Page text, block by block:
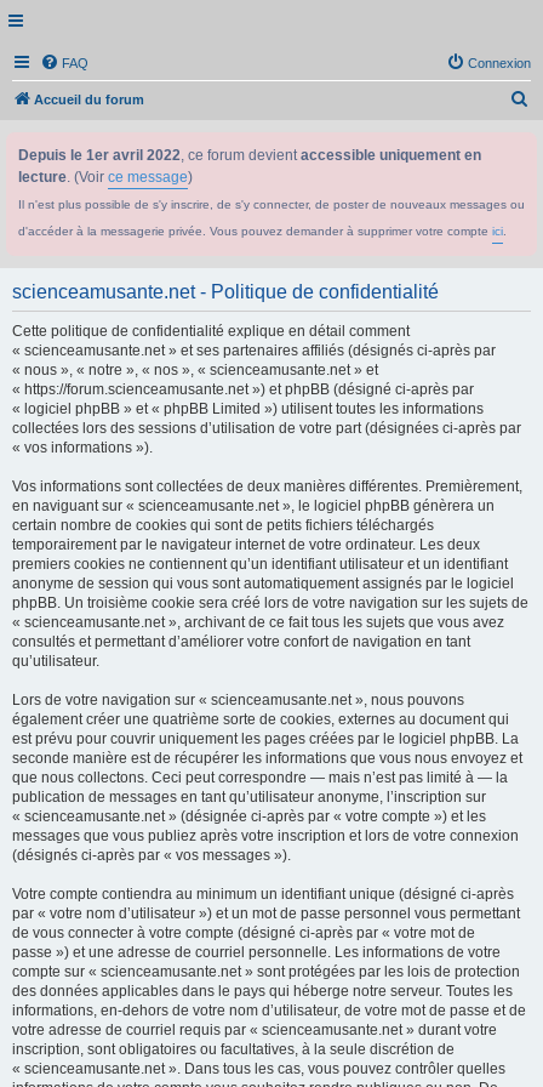
FAQ Connexion
Accueil du forum
Depuis le 1er avril 2022, ce forum devientaccessible uniquement en
lecture. (Voir ce message)
Il n'est plus possible de s'y inscrire, de s'y connecter, de poster de nouveaux messages ou
d'accéder à la messagerie privée. Vous pouvez demander à supprimer votre compte ici
scienceamusante.net - Politique de confidentialité
Cette politique de confidentialité explique en détail comment
« scienceamusante.net » et ses partenaires affiliés (désignés ci-après par
« nous », « notre », « nos », « scienceamusante.net » et
« https://forum.scienceamusante.net ») et phpBB (désigné ci-après par
« logiciel phpBB » et « phpBB Limited ») utilisent toutes les informations
collectées lors des sessions d’utilisation de votre part (désignées ci-après par
« vos informations »).
Vos informations sont collectées de deux manières différentes. Premièrement,
en naviguant sur « scienceamusante.net », le logiciel phpBB génèrera un
certain nombre de cookies qui sont de petits fichiers téléchargés
temporairement par le navigateur internet de votre ordinateur. Les deux
premiers cookies ne contiennent qu’un identifiant utilisateur et un identifiant
anonyme de session qui vous sont automatiquement assignés par le logiciel
phpBB. Un troisième cookie sera créé lors de votre navigation sur les sujets de
« scienceamusante.net », archivant de ce fait tous les sujets que vous avez
consultés et permettant d’améliorer votre confort de navigation en tant
qu’utilisateur.
Lors de votre navigation sur « scienceamusante.net », nous pouvons
également créer une quatrième sorte de cookies, externes au document qui
est prévu pour couvrir uniquement les pages créées par le logiciel phpBB. La
seconde manière est de récupérer les informations que vous nous envoyez et
que nous collectons. Ceci peut correspondre — mais n’est pas limité à — la
publication de messages en tant qu’utilisateur anonyme, l’inscription sur
« scienceamusante.net » (désignée ci-après par « votre compte ») et les
messages que vous publiez après votre inscription et lors de votre connexion
(désignés ci-après par « vos messages »).
Votre compte contiendra au minimum un identifiant unique (désigné ci-après
par « votre nom d’utilisateur ») et un mot de passe personnel vous permettant
de vous connecter à votre compte (désigné ci-après par « votre mot de
passe ») et une adresse de courriel personnelle. Les informations de votre
compte sur « scienceamusante.net » sont protégées par les lois de protection
des données applicables dans le pays qui héberge notre serveur. Toutes les
informations, en-dehors de votre nom d’utilisateur, de votre mot de passe et de
votre adresse de courriel requis par « scienceamusante.net » durant votre
inscription, sont obligatoires ou facultatives, à la seule discrétion de
« scienceamusante.net ». Dans tous les cas, vous pouvez contrôler quelles